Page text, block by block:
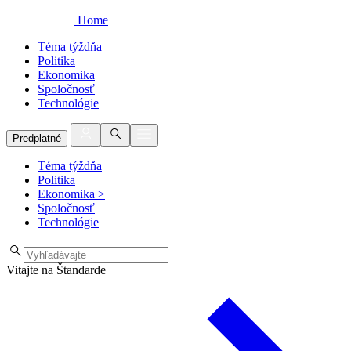
Home
Téma týždňa
Politika
Ekonomika
Spoločnosť
Technológie
Predplatné
Téma týždňa
Politika
Ekonomika >
Spoločnosť
Technológie
Vitajte na Štandarde